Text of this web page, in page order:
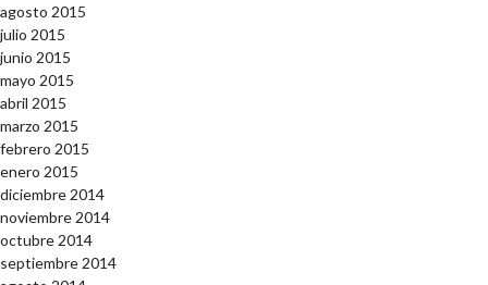
agosto 2015
julio 2015
junio 2015
mayo 2015
abril 2015
marzo 2015
febrero 2015
enero 2015
diciembre 2014
noviembre 2014
octubre 2014
septiembre 2014